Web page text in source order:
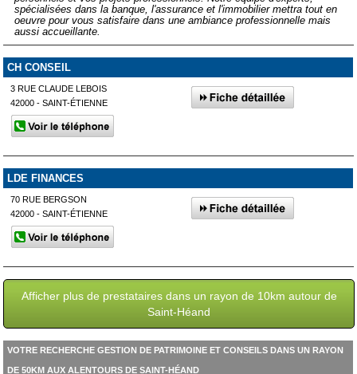
spécialisées dans la banque, l'assurance et l'immobilier mettra tout en
oeuvre pour vous satisfaire dans une ambiance professionnelle mais
aussi accueillante.
CH CONSEIL
3 RUE CLAUDE LEBOIS
42000 - SAINT-ÉTIENNE
LDE FINANCES
70 RUE BERGSON
42000 - SAINT-ÉTIENNE
Afficher plus de prestataires dans un rayon de 10km autour de
Saint-Héand
VOTRE RECHERCHE GESTION DE PATRIMOINE ET CONSEILS DANS UN RAYON
DE 50KM AUX ALENTOURS DE SAINT-HÉAND